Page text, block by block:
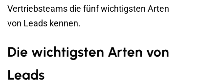
Vertriebsteams die fünf wichtigsten Arten
von Leads kennen.
Die wichtigsten Arten von
Leads